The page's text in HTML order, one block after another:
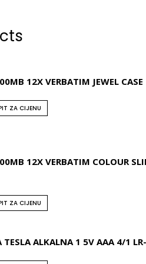
12X VERBATIM JEWEL CASE
ZA CIJENU
12X VERBATIM COLOUR
ZA CIJENU
TESLA ALKALNA 1 5V AAA 4/1